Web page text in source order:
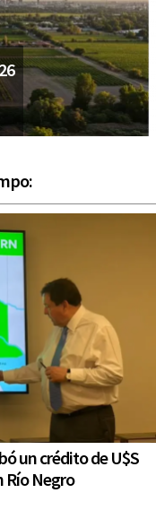
un crédito de U$S
Río Negro